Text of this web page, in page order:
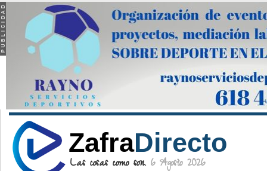
ZafraDirecto
Las cosas como son. 6 Agosto 2026